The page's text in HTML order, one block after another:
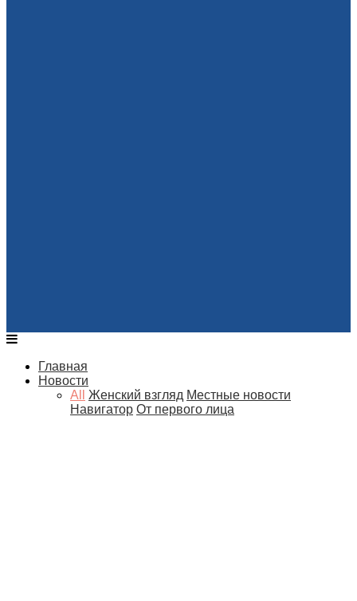
Главная
Новости
All
Женский взгляд Местные новости
Навигатор От первого лица